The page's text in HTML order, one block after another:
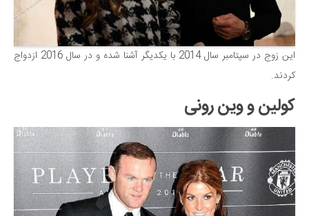
این زوج در سپتامبر سال 2014 با یکدیگر آشنا شده و در سال 2016 ازدواج
کردند.
کولین و وین رونی